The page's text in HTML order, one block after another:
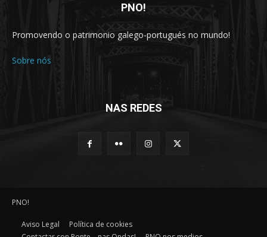
PNO!
Promovendo o patrimonio galego-portugués no mundo!
Sobre nós
NAS REDES
PNO!
Aviso Legal
Política de cookies